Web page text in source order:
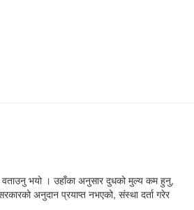
वताउनु भयो । उहाँका अनुसार दुधको मुल्य कम हुनु,
अनुदान प्रयाप्त नभएको, संस्था दर्ता गरेर